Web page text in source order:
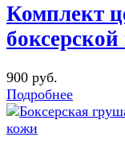
Комплект
900 руб.
Подробнее